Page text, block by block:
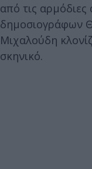
από τις
δημοσιογράφων
Μιχαλούδη
σκηνικό.